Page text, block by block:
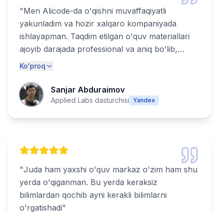
"Men Alicode-da o'qishni muvaffaqiyatli
yakunladim va hozir xalqaro kompaniyada
ishlayapman. Taqdim etilgan o'quv materiallari
ajoyib darajada professional va aniq bo'lib,
haqiqiy muvaffaqiyat uchun zarur bo'lgan
ning bozorga tayyor mutaxassislarni tayyorlash
bo'yicha katta tajribasi ularni haqiqatdan ham
Ko'proq
Sanjar Abduraimov
Applied Labs dasturchisi Yandex
"Juda ham yaxshi o'quv markaz o'zim ham shu
yerda o'qiganman. Bu yerda keraksiz
bilimlardan qochib ayni kerakli bilimlarni
o'rgatishadi"